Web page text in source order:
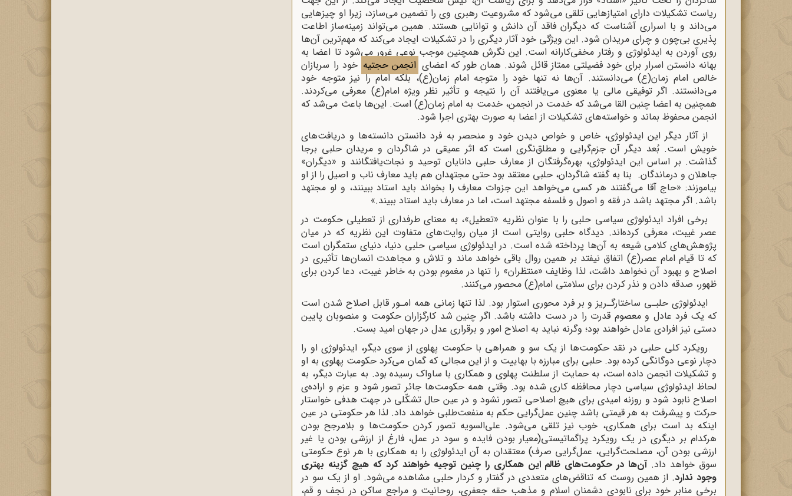
ریاست تشکیلات دارای امتیازهایی تلقی می‌شود که مشروعیت رهبری وی را تضمین می‌سازد، زیرا او چیزهایی
می‌داند و با اسراری آشناست که دیگران فاقد آن دانش و توانایی هستند. همین می‌تواند زمینه‌ساز اطاعت
پذیری بی‌چون و چرای مریدان شود. این ویژگی خود آثار دیگری را در تشکیلات ایجاد می‌کند که مهم‌ترین آن‌ها
روی آوردن به ایدئولوژی و رفتار مخفی‌کارانه است. این نگرش همچنین موجب نوعی غرور می‌شود تا اعضا به
بهانه دانستن اسرار برای خود فضیلتی ممتاز قائل شوند. همان طور که اعضای انجمن حجتیه خود را سربازان
خالص امام زمان(ع) می‌دانستند. آن‌ها نه تنها خود را متوجه امام زمان(ع)، بلکه امام را نیز متوجه خود
می‌دانستند. اگر توفیقی مالی یا معنوی می‌یافتند آن را نتیجه و تأثیر نظر ویژه امام(ع) معرفی می‌کردند.
همچنین به اعضا چنین القا می‌شد که خدمت در انجمن، خدمت به امام زمان(ع) است. این‌ها باعث می‌شد که
انجمن محفوظ بماند و خواسته‌های تشکیلات از اعضا به صورت بهتری اجرا شود.
از آثار دیگر این ایدئولوژی، خاص و خواص دیدن خود و منحصر به فرد دانستن دانسته‌ها و دریافت‌های
خویش است. بُعد دیگر آن جزم‌گرایی و مطلق‌نگری است که اثر عمیقی در شاگردان و مریدان حلبی برجا
گذاشت. بر اساس این ایدئولوژی، بهره‌گرفتگان از معارف حلبی دانایان توحید و نجات‌یافتگانند و «دیگران»
جاهلان و درماندگان. بنا به گفته شاگردان، حلبی معتقد بود حتی مجتهدان هم باید معارف ناب و اصیل را از او
بیاموزند: «حاج آقا می‌گفتند هر کسی می‌خواهد این جزوات معارف را بخواند باید استاد ببینند، و لو مجتهد
باشد. اگر مجتهد باشد در فقه و اصول و فلسفه مجتهد است، اما در معارف باید استاد ببیند.»
برخی افراد ایدئولوژی سیاسی حلبی را با عنوان نظریه «تعطیل»، به معنای طرفداری از تعطیلی حکومت در
عصر غیبت، معرفی کرده‌اند. دیدگاه حلبی روایتی است از میان روایت‌های متفاوت این نظریه که در میان
پژوهش‌های کلامی شیعه به آن‌ها پرداخته شده است. در ایدئولوژی سیاسی حلبی دنیا، دنیای ستمگران است
که تا قیام امام عصر(ع) اتفاق نیفتد بر همین روال باقی خواهد ماند و تلاش و مجاهدت انسان‌ها تأثیری در
اصلاح و بهبود آن نخواهد داشت، لذا وظایف «منتظران» را تنها در مغموم بودن به خاطر غیبت، دعا کردن برای
ظهور، صدقه دادن و نذر کردن برای سلامتی امام(ع) محصور می‌کنند.
ایدئولوژی حلبـی ساختارگـریز و بر فرد محوری استوار بود. لذا تنها زمانی همه امـور قابل اصلاح شدن است
که یک فرد عادل و معصوم قدرت را در دست داشته باشد. اگر چنین شد کارگزاران حکومت و منصوبان پایین
دستی نیز افرادی عادل خواهند بود؛ وگرنه نباید به اصلاح امور و برقراری عدل در جهان امید بست.
رویکرد کلی حلبی در نقد حکومت‌ها از یک سو و همراهی با حکومت پهلوی از سوی دیگر، ایدئولوژی او را
دچار نوعی دوگانگی کرده بود. حلبی برای مبارزه با بهاییت و از این مجالی که گمان می‌کرد حکومت پهلوی به او
و تشکیلات انجمن داده است، به حمایت از سلطنت پهلوی و همکاری با ساواک رسیده بود. به عبارت دیگر، به
لحاظ ایدئولوژی سیاسی دچار محافظه کاری شده بود. وقتی همه حکومت‌ها جائر تصور شود و عزم و اراده‌ی
اصلاح نابود شود و روزنه امیدی برای هیچ اصلاحی تصور نشود و در عین حال تشکّلی در جهت هدفی خواستار
حرکت و پیشرفت به هر قیمتی باشد چنین عمل‌گرایی حکم به منفعت‌طلبی خواهد داد. لذا هر حکومتی در عین
اینکه بد است برای همکاری، خوب نیز تلقی می‌شود. على‌السویه تصور کردن حکومت‌ها و بلامرجح بودن
هرکدام بر دیگری در یک رویکرد پراگماتیستی(معیار بودن فایده و سود در عمل، فارغ از ارزشی بودن یا غیر
ارزشی بودن آن، مصلحت‌گرایی، عمل‌گرایی صرف) معتقدان به آن ایدئولوژی را به همکاری با هر نوع حکومتی
سوق خواهد داد.آن‌ها در حکومت‌های ظالم این همکاری را چنین توجیه خواهند کرد که هیچ گزینه بهتری
وجود ندارد. از همین روست که تناقض‌های متعددی در گفتار و کردار حلبی مشاهده می‌شود. او از یک سو در
برخی منابر خود برای نابودی دشمنان اسلام و مذهب حقه جعفری، روحانیت و مراجع ساکن در نجف و قم،